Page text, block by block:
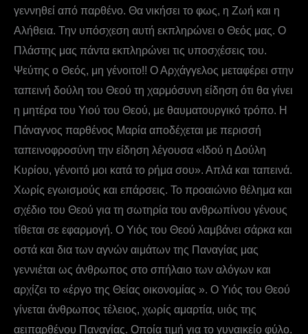
γεννηθεί από παρθένο. Θα νικήσει το φως, η Ζωή και η
Αλήθεια. Την υπόσχεση αυτή εκπληρώνει ο Θεός μας. Ο
Πλάστης μας πάντα εκπληρώνει τις υποσχέσεις του.
Ψεύτης ο Θεός, μη γένοιτο!! Ο Αρχάγγελος μεταφέρει στην
ταπεινή δούλη του Θεού τη χαρμόσυνη είδηση ότι θα γίνει
η μητέρα του Υιού του Θεού, με θαυματουργικό τρόπο. Η
Πάναγνος παρθένος Μαρία αποδέχεται με περισσή
ταπεινοφροσύνη την είδηση λέγουσα «Ιδού η Δούλη
Κυρίου, γένοιτό μοι κατά το ρήμα σου». Απλά και ταπεινά.
Χωρίς εγωισμούς και επάρσεις. Το προαιώνιο θέλημα και
σχέδιο του Θεού για τη σωτηρία του ανθρωπίνου γένους
τίθεται σε εφαρμογή. Ο Υιός του Θεού λαμβάνει σάρκα και
οστά και δια των αγνών αιμάτων της Παναγίας μας
γεννιέται ως άνθρωπος στο σπήλαιο των αλόγων και
αρχίζει το «έργο της Θείας οικονομίας ». Ο Υιός του Θεού
γίνεται άνθρωπος τέλειος, χωρίς αμαρτία, υιός της
αειπαρθένου Παναγίας. Οποία τιμή για το γυναικείο φύλο.